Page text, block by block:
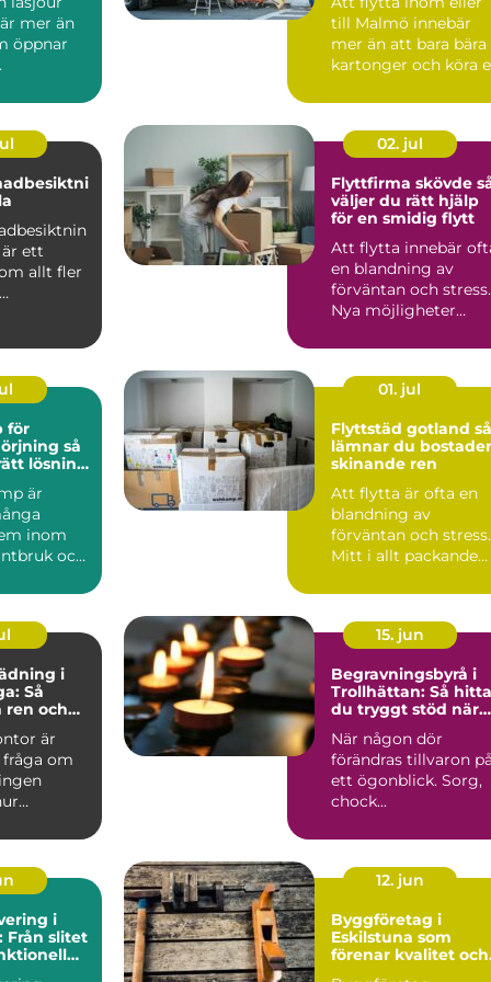
mer än
öppnar
till Malmö innebär
mer än att bara bära
kartonger och köra
ett
allt fler
02. jul
Flyttfirma skövde så
väljer du rätt hjälp
för en smidig flytt
Att flytta innebär
en blandning av
förväntan och stress.
Nya möjligheter
samtidigt ...
för
så
lösning
är
inom
och
01. jul
Flyttstäd gotland så
lämnar du
skinande ren
Att flytta är ofta en
blandning av
förväntan och stress.
Mitt i allt packande
som ...
i
Så
ren och
är
om
15. jun
Begravningsbyrå i
Trollhättan: Så
du tryggt stöd när
När någon dör
förändras tillvaron på
ett ögonblick. Sorg,
chock...
i
Från slitet
12. jun
Byggföretag i
Eskilstuna som
förenar kvalitet och